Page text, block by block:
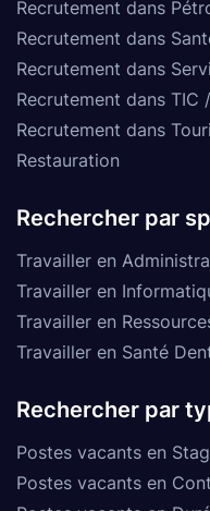
Recrutement dans
Recrutement dans
Recrutement dans
Recrutement dans TIC
Recrutement dans
Restauration
Rechercher par
Travailler en
Travailler en
Travailler en
Travailler en Santé
Rechercher par
Postes vacants en
Postes vacants en